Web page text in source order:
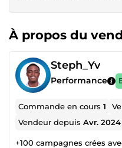
À propos du
Steph_Yv
Performance
Commande en cours1
Vendeur depuisAvr. 2024
+100 campagnes crées